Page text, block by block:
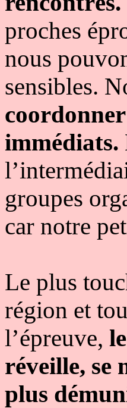
proches
nous
sensibles.
immédiats.
groupes
car notre
Le plus
région et
l’épreuve,
réveille, se
plus